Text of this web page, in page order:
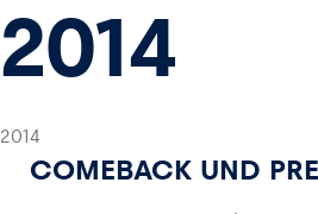
2014
2014
COMEBACK UND